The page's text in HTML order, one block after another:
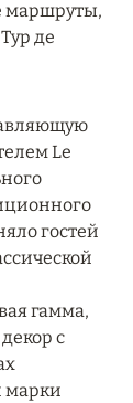
маршруты,
де
Le
гостей
гамма,
с
марки